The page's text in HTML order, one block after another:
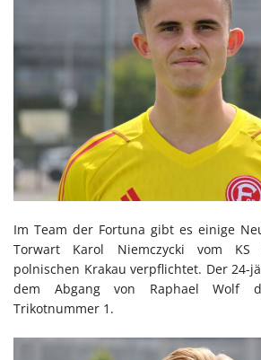
Im Team der Fortuna gibt es einige
Torwart Karol Niemczycki vom KS
polnischen Krakau verpflichtet. Der 24-
dem Abgang von Raphael Wolf
Trikotnummer 1.